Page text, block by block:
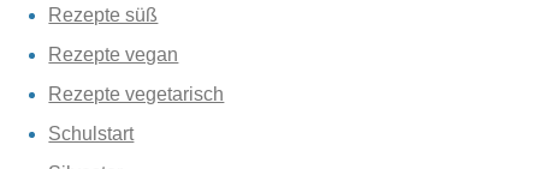
Rezepte süß
Rezepte vegan
Rezepte vegetarisch
Schulstart